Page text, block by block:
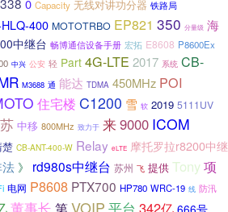
0 Capacity 无线对讲功分器 铁路局
400 MOTOTRBO EP821 350 分量级 海
中继台 畅博通信设备手册 宏拓 E8608 P8600Ex
中兴 公安 轻 Part 4G-LTE 2017 系统 CB-
M3688 通 能达 TDMA 450MHz POI
住宅楼 C1200 雪 软 2019 5111UV
中移 800MHz 致力于 来9000 ICOM
CB-ANT-400-W Relay eLTE 摩托罗拉r8200中继
》 rd980s中继台 苏州 飞 提供 Tony项
电网 P8608 PTX700 HP780 WRC-19 线 防汛
董事长 第VOIP 平台 342亿 666号